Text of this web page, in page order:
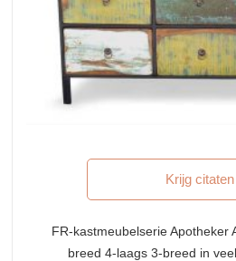
Krijg citaten
FR-kastmeubelserie Apotheker
breed 4-laags 3-breed in